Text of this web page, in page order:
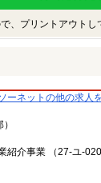
プリントアウトし
ーネットの他の求人
介事業 （27-ユ-